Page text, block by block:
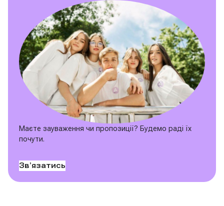
Маєте зауваження чи пропозиції? Будемо раді їх
почути.
Звʼязатись